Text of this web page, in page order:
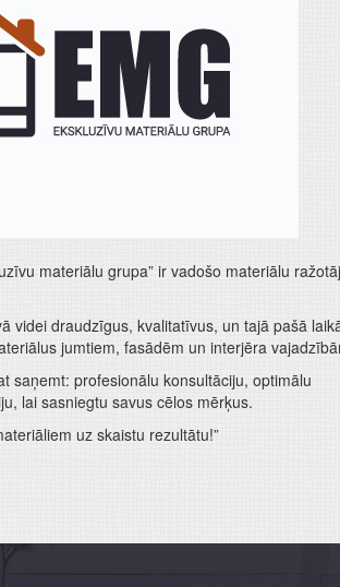
materiālu grupa” ir vadošo materiālu
videi draudzīgus, kvalitatīvus, un tajā pašā
jumtiem, fasādēm un interjēra
saņemt: profesionālu konsultāciju, optimālu
lai sasniegtu savus cēlos mērķus.
uz skaistu rezultātu!”